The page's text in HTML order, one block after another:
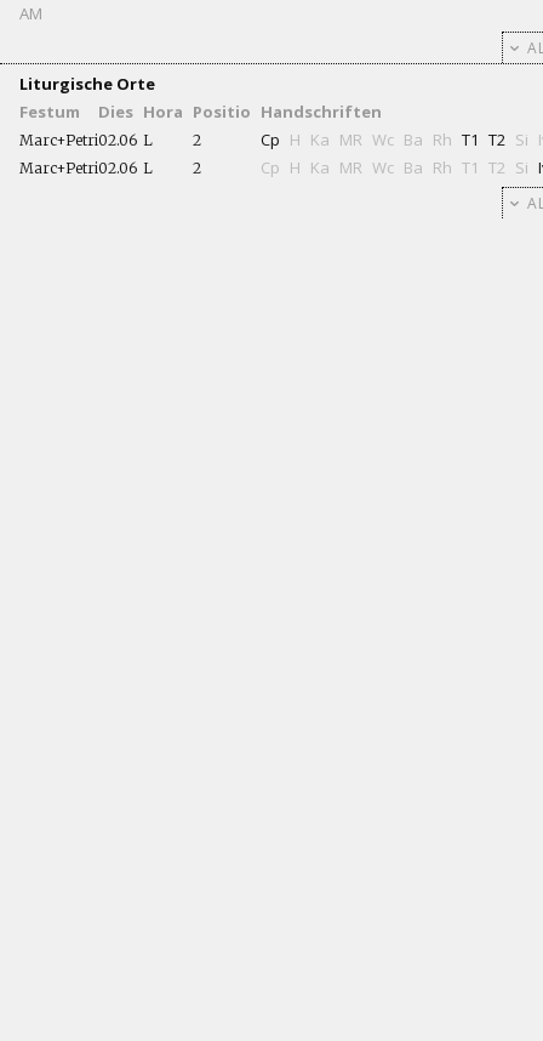
AM
Liturgische Orte
Festum
Dies Hora Positio Handschriften
Marc+Petri02.06 L 2 Cp H Ka MR Wc Ba Rh T1 T2 Si
Marc+Petri02.06 L 2 Cp H Ka MR Wc Ba Rh T1 T2 Si